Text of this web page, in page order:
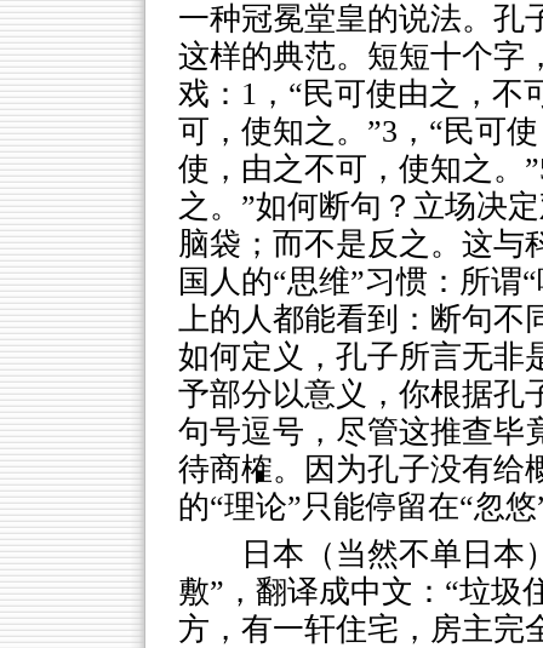
一种冠冕堂皇的说法。孔
这样的典范。短短十个字
戏：1，“民可使由之，不
可，使知之。”3，“民可
使，由之不可，使知之。
之。”如何断句？立场决
脑袋；而不是反之。这与
国人的“思维”习惯：所谓
上的人都能看到：断句不
如何定义，孔子所言无非
予部分以意义，你根据孔
句号逗号，尽管这推查毕
待商榷。因为孔子没有给
的“理论”只能停留在“忽
日本（当然不单日本
敷”，翻译成中文：“垃圾
方，有一轩住宅，房主